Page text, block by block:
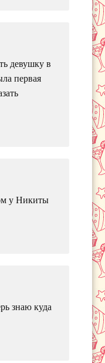
девушку в
первая
у Никиты
знаю куда